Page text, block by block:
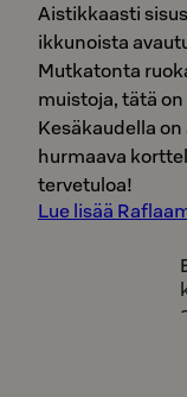
Aistikkaasti
ikkunoista
Mutkatonta
muistoja, tätä
Kesäkaudella
hurmaava
tervetuloa!
Lue lisää